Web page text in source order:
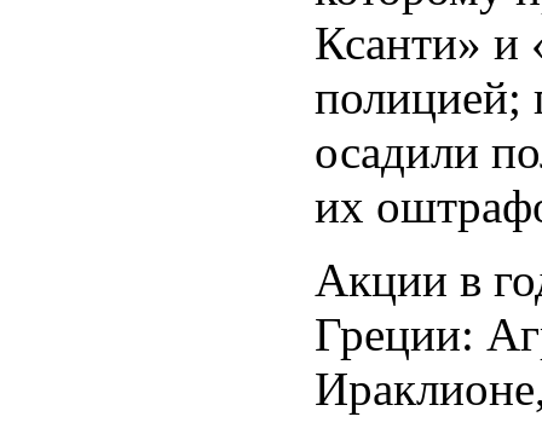
Ксанти» и
полицией;
осадили
их
Акции в
Греции: